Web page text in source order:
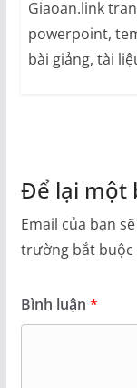
Giaoan.link
powerpoint,
bài giảng, tài
Để lại một
Email của bạn
trường bắt buộc
Bình luận *